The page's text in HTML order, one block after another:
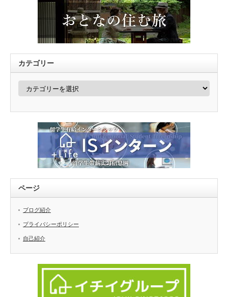
カテゴリー
カ
ー
ページ
ブログ紹介
プライバシーポリシー
自己紹介